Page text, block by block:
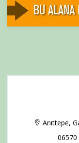
Anıttepe,
06570